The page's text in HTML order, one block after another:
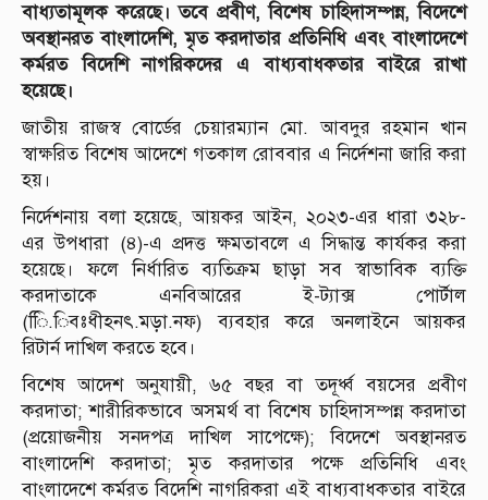
বাধ্যতামূলক করেছে। তবে প্রবীণ, বিশেষ চাহিদাসম্পন্ন, বিদেশে
অবস্থানরত বাংলাদেশি, মৃত করদাতার প্রতিনিধি এবং বাংলাদেশে
কর্মরত বিদেশি নাগরিকদের এ বাধ্যবাধকতার বাইরে রাখা
হয়েছে।
জাতীয় রাজস্ব বোর্ডের চেয়ারম্যান মো. আবদুর রহমান খান
স্বাক্ষরিত বিশেষ আদেশে গতকাল রোববার এ নির্দেশনা জারি করা
হয়।
নির্দেশনায় বলা হয়েছে, আয়কর আইন, ২০২৩-এর ধারা ৩২৮-
এর উপধারা (৪)-এ প্রদত্ত ক্ষমতাবলে এ সিদ্ধান্ত কার্যকর করা
হয়েছে। ফলে নির্ধারিত ব্যতিক্রম ছাড়া সব স্বাভাবিক ব্যক্তি
করদাতাকে এনবিআরের ই-ট্যাক্স পোর্টাল
(িি.িবঃধীহনৎ.মড়া.নফ) ব্যবহার করে অনলাইনে আয়কর
রিটার্ন দাখিল করতে হবে।
বিশেষ আদেশ অনুযায়ী, ৬৫ বছর বা তদূর্ধ্ব বয়সের প্রবীণ
করদাতা; শারীরিকভাবে অসমর্থ বা বিশেষ চাহিদাসম্পন্ন করদাতা
(প্রয়োজনীয় সনদপত্র দাখিল সাপেক্ষে); বিদেশে অবস্থানরত
বাংলাদেশি করদাতা; মৃত করদাতার পক্ষে প্রতিনিধি এবং
বাংলাদেশে কর্মরত বিদেশি নাগরিকরা এই বাধ্যবাধকতার বাইরে